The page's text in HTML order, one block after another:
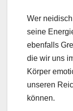
Wer
seine
ebenfalls
die wir uns
Körper
unseren
können.